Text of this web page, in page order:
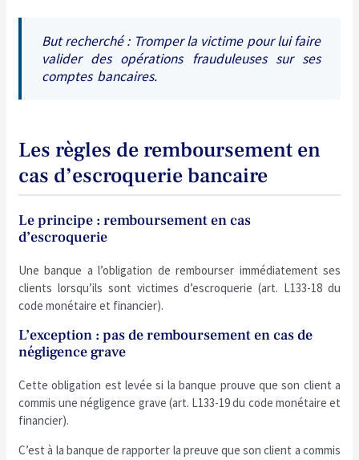
But recherché : Tromper la victime pour lui faire
valider des opérations frauduleuses sur ses
comptes bancaires.
Les règles de remboursement en
cas d’escroquerie bancaire
Le principe : remboursement en cas
d’escroquerie
Une banque a l’obligation de rembourser immédiatement ses
clients lorsqu’ils sont victimes d’escroquerie (art. L133-18 du
code monétaire et financier).
L’exception : pas de remboursement en cas de
négligence grave
Cette obligation est levée si la banque prouve que son client a
commis une négligence grave (art. L133-19 du code monétaire et
financier).
C’est à la banque de rapporter la preuve que son client a commis